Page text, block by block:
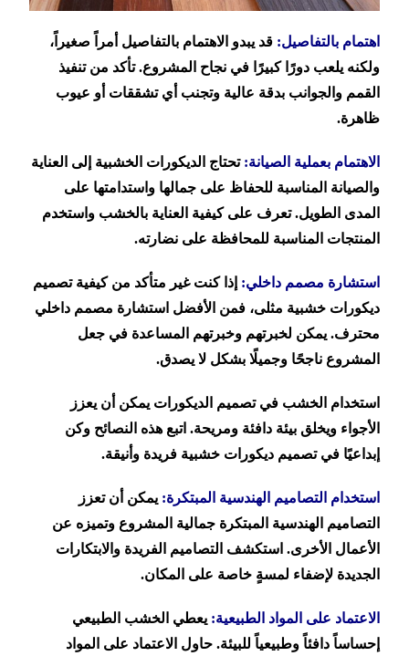
اهتمام بالتفاصيل: قد يبدو الاهتمام بالتفاصيل أمراً صغيراً،
ولكنه يلعب دورًا كبيرًا في نجاح المشروع. تأكد من تنفيذ
القمم والجوانب بدقة عالية وتجنب أي تشققات أو عيوب
ظاهرة.
الاهتمام بعملية الصيانة: تحتاج الديكورات الخشبية إلى العناية
والصيانة المناسبة للحفاظ على جمالها واستدامتها على
المدى الطويل. تعرف على كيفية العناية بالخشب واستخدم
المنتجات المناسبة للمحافظة على نضارته.
استشارة مصمم داخلي: إذا كنت غير متأكد من كيفية تصميم
ديكورات خشبية مثلى، فمن الأفضل استشارة مصمم داخلي
محترف. يمكن لخبرتهم وخبرتهم المساعدة في جعل
المشروع ناجحًا وجميلًا بشكل لا يصدق.
استخدام الخشب في تصميم الديكورات يمكن أن يعزز
الأجواء ويخلق بيئة دافئة ومريحة. اتبع هذه النصائح وكن
إبداعيًا في تصميم ديكورات خشبية فريدة وأنيقة.
استخدام التصاميم الهندسية المبتكرة: يمكن أن تعزز
التصاميم الهندسية المبتكرة جمالية المشروع وتميزه عن
الأعمال الأخرى. استكشف التصاميم الفريدة والابتكارات
الجديدة لإضفاء لمسةٍ خاصة على المكان.
الاعتماد على المواد الطبيعية: يعطي الخشب الطبيعي
إحساساً دافئاً وطبيعياً للبيئة. حاول الاعتماد على المواد